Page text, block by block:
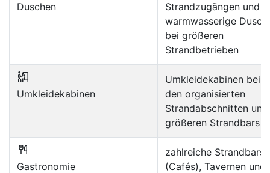
Duschen
Strandzugängen und
warmwasserige
bei größeren
Strandbetrieben
Umkleidekabinen
Umkleidekabinen bei
den organisierten
Strandabschnitten und
größeren Strandbars
Gastronomie
zahlreiche Strandbars
(Cafés), Tavernen und